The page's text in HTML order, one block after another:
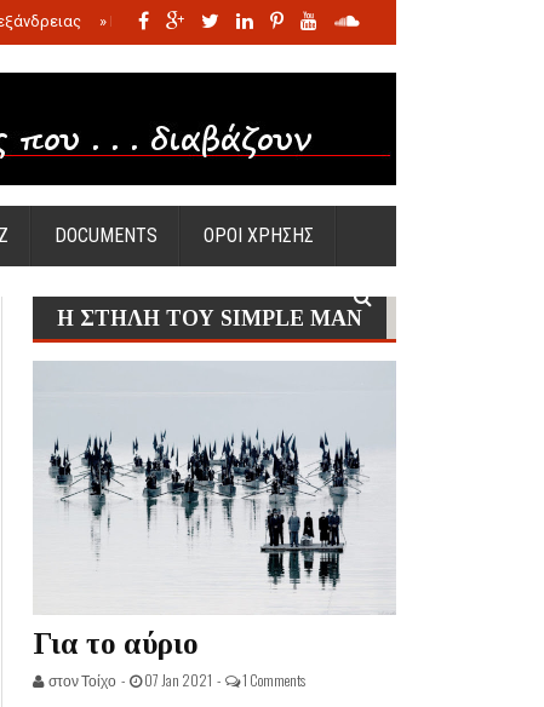
» Η σφαγή των νηπίων της Σάντας
DOCUMENTS ΟΡΟΙ ΧΡΗΣΗΣ
Η ΣΤΗΛΗ ΤΟΥ SIMPLE MAN
Για το αύριο
στον Τοίχο - 07 Jan 2021 - 1 Comments